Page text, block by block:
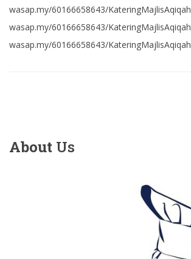
wasap.my/60166658643/KateringMajlisAqiqah
wasap.my/60166658643/KateringMajlisAqiqah
wasap.my/60166658643/KateringMajlisAqiqah
About Us